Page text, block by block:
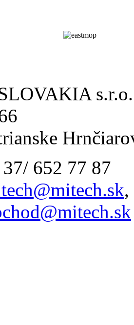
s.r.o.
652 77 87
,